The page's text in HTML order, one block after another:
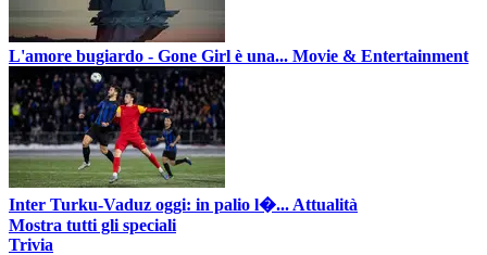
L'amore bugiardo - Gone Girl è una... Movie & Entertainment
Inter Turku-Vaduz oggi: in palio l�... Attualità
Mostra tutti gli speciali
Trivia